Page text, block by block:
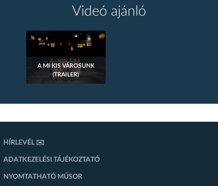
Videó ajánló
A MI KIS VÁROSUNK
(TRAILER)
HÍRLEVÉL ✉️
ADATKEZELÉSI TÁJÉKOZTATÓ
NYOMTATHATÓ MŰSOR